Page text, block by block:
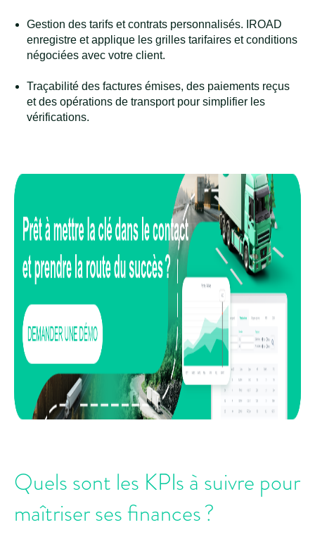
Gestion des tarifs et contrats personnalisés. IROAD
enregistre et applique les grilles tarifaires et conditions
négociées avec votre client.
Traçabilité des factures émises, des paiements reçus
et des opérations de transport pour simplifier les
vérifications.
Quels sont les KPIs à suivre pour
maîtriser ses finances ?